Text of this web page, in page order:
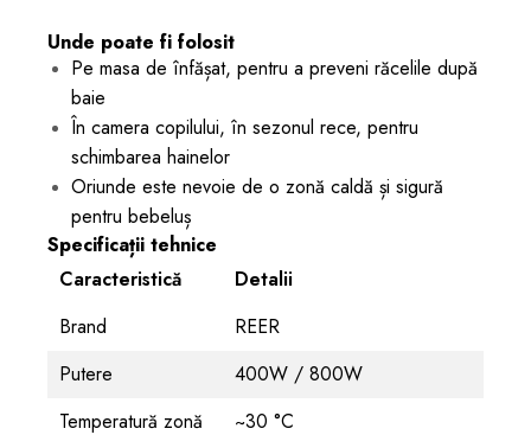
Unde poate fi folosit
Pe masa de înfășat, pentru a preveni răcelile după
baie
În camera copilului, în sezonul rece, pentru
schimbarea hainelor
Oriunde este nevoie de o zonă caldă și sigură
pentru bebeluș
Specificații tehnice
Caracteristică
Detalii
Brand
REER
Putere
400W / 800W
Temperatură zonă
~30 °C